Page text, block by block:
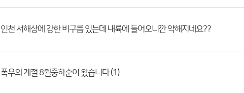
인천 서해상에 강한 비구름 있는데 내륙에 들어오니깐 약해지네요??
폭우의 계절 8월중하순이 왔습니다(1)